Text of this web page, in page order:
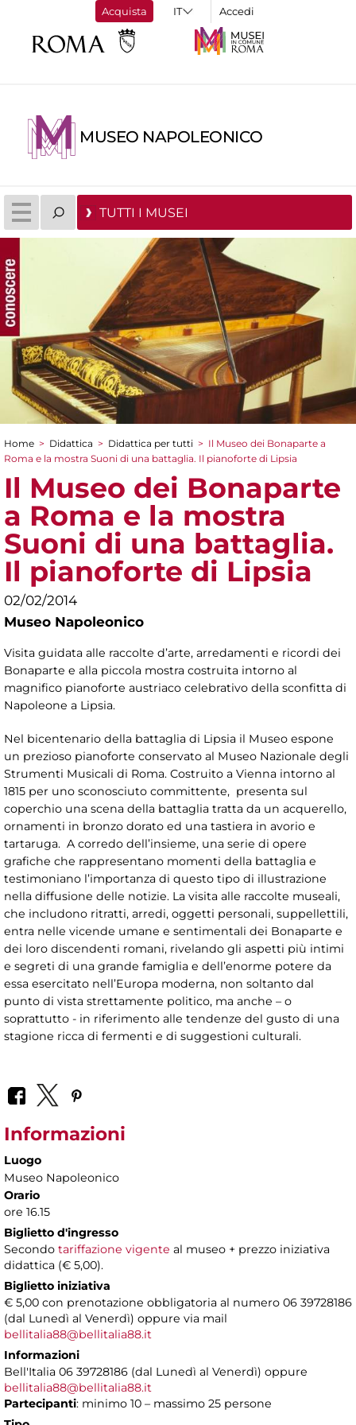
Acquista Accedi
MUSEO NAPOLEONICO
TUTTI I MUSEI
Tu sei qui
Home > Didattica > Didattica per tutti > Il Museo dei Bonaparte a
Roma e la mostra Suoni di una battaglia. Il pianoforte di Lipsia
Il Museo dei Bonaparte
a Roma e la mostra
Suoni di una battaglia.
Il pianoforte di Lipsia
02/02/2014
Museo Napoleonico
Visita guidata alle raccolte d’arte, arredamenti e ricordi dei
Bonaparte e alla piccola mostra costruita intorno al
magnifico pianoforte austriaco celebrativo della sconfitta di
Napoleone a Lipsia.
Nel bicentenario della battaglia di Lipsia il Museo espone
un prezioso pianoforte conservato al Museo Nazionale degli
Strumenti Musicali di Roma. Costruito a Vienna intorno al
1815 per uno sconosciuto committente, presenta sul
coperchio una scena della battaglia tratta da un acquerello,
ornamenti in bronzo dorato ed una tastiera in avorio e
tartaruga. A corredo dell’insieme, una serie di opere
grafiche che rappresentano momenti della battaglia e
testimoniano l’importanza di questo tipo di illustrazione
nella diffusione delle notizie. La visita alle raccolte museali,
che includono ritratti, arredi, oggetti personali, suppellettili,
entra nelle vicende umane e sentimentali dei Bonaparte e
dei loro discendenti romani, rivelando gli aspetti più intimi
e segreti di una grande famiglia e dell’enorme potere da
essa esercitato nell’Europa moderna, non soltanto dal
punto di vista strettamente politico, ma anche – o
soprattutto - in riferimento alle tendenze del gusto di una
stagione ricca di fermenti e di suggestioni culturali.
Informazioni
Luogo
Museo Napoleonico
Orario
ore 16.15
Biglietto d'ingresso
Secondo tariffazione vigente al museo + prezzo iniziativa
didattica (€ 5,00).
Biglietto iniziativa
€ 5,00 con prenotazione obbligatoria al numero 06 39728186
(dal Lunedì al Venerdì) oppure via mail
bellitalia88@bellitalia88.it
Informazioni
Bell'Italia 06 39728186 (dal Lunedì al Venerdì) oppure
bellitalia88@bellitalia88.it
Partecipanti: minimo 10 – massimo 25 persone